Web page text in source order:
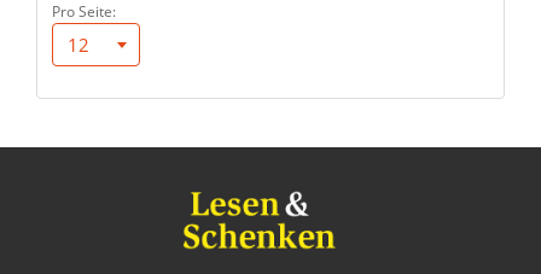
Pro Seite:
12